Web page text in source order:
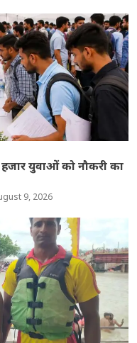
युवाओं को नौकरी का
9, 2026